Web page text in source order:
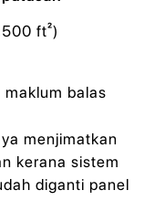
ft²)
balas
menjimatkan
kerana sistem
diganti panel